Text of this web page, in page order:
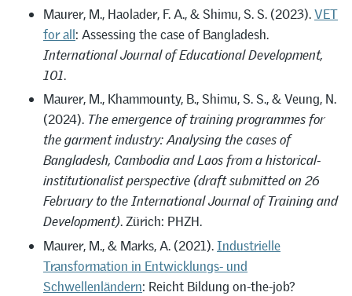
Maurer, M., Haolader, F. A., & Shimu, S. S. (2023).VET
for all: Assessing the case of Bangladesh.
International Journal of Educational Development,
101.
Maurer, M., Khammounty, B., Shimu, S. S., & Veung, N.
(2024). The emergence of training programmes for
the garment industry: Analysing the cases of
Bangladesh, Cambodia and Laos from a historical-
institutionalist perspective (draft submitted on 26
February to the International Journal of Training and
Development). Zürich: PHZH.
Maurer, M., & Marks, A. (2021).Industrielle
Transformation in Entwicklungs- und
Schwellenländern: Reicht Bildung on-the-job?